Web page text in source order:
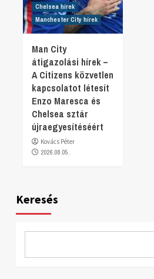
Chelsea hírek
Manchester City hírek
Man City
átigazolási hírek –
A Citizens közvetlen
kapcsolatot létesít
Enzo Maresca és
Chelsea sztár
újraegyesítéséért
Kovács Péter
2026.08.05.
Keresés